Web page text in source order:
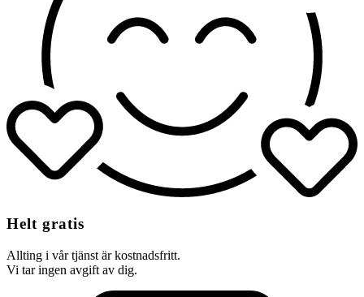
Helt gratis
Allting i vår tjänst är kostnadsfritt.
Vi tar ingen avgift av dig.